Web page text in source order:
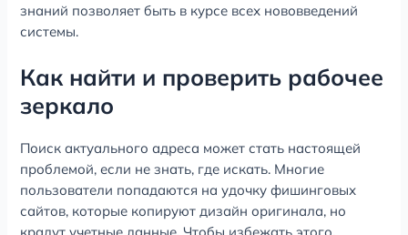
знаний позволяет быть в курсе всех нововведений
системы.
Как найти и проверить рабочее
зеркало
Поиск актуального адреса может стать настоящей
проблемой, если не знать, где искать. Многие
пользователи попадаются на удочку фишинговых
сайтов, которые копируют дизайн оригинала, но